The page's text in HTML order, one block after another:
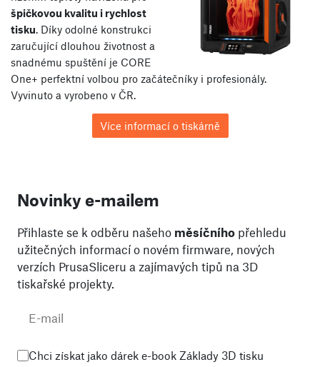
špičkovou kvalitu i rychlost
tisku. Díky odolné konstrukci
zaručující dlouhou životnost a
snadnému spuštění je CORE
One+ perfektní volbou pro začátečníky i profesionály.
Vyvinuto a vyrobeno v ČR.
Více informací o tiskárně
Novinky e-mailem
Přihlaste se k odběru našeho měsíčního přehledu
užitečných informací o novém firmware, nových
verzích PrusaSliceru a zajímavých tipů na 3D
tiskařské projekty.
Chci získat jako dárek e-book Základy 3D tisku